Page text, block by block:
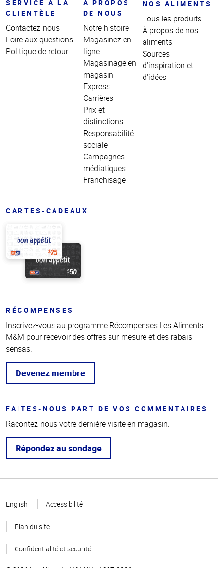
SERVICE À LA
CLIENTÈLE
Contactez-nous
Foire aux questions
Politique de retour
À PROPOS
DE NOUS
Notre histoire
Magasinez en
ligne
Magasinage en
magasin
Express
Carrières
Prix et
distinctions
Responsabilité
sociale
Campagnes
médiatiques
Franchisage
NOS ALIMENTS
Tous les produits
À propos de nos
aliments
Sources
d'inspiration et
d'idées
CARTES-CADEAUX
RÉCOMPENSES
Inscrivez-vous au programme Récompenses Les Aliments
M&M pour recevoir des offres sur-mesure et des rabais
sensas.
Devenez membre
FAITES-NOUS PART DE VOS COMMENTAIRES
Racontez-nous votre dernière visite en magasin.
Répondez au sondage
page
English Accessibilité
Plan du site
Confidentialité et sécurité